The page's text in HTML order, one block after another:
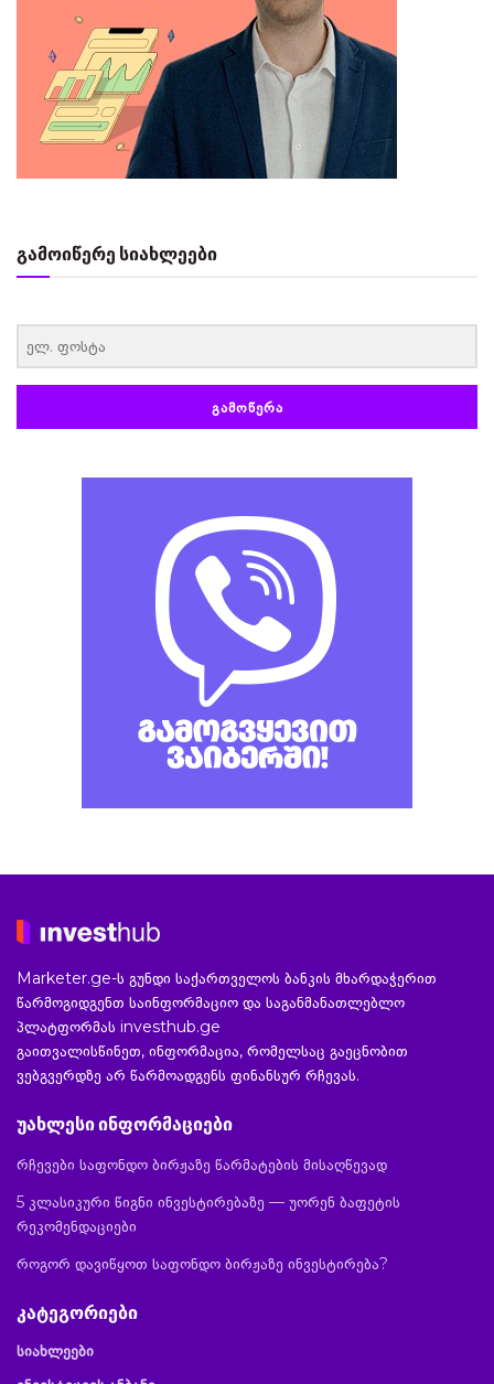
გამოიწერე სიახლეები
ᲒᲐᲛᲝᲬᲔᲠᲐ
Marketer.ge-ს გუნდი საქართველოს ბანკის მხარდაჭერით
წარმოგიდგენთ საინფორმაციო და საგანმანათლებლო
პლატფორმას investhub.ge
გაითვალისწინეთ, ინფორმაცია, რომელსაც გაეცნობით
ვებგვერდზე არ წარმოადგენს ფინანსურ რჩევას.
უახლესი ინფორმაციები
რჩევები საფონდო ბირჟაზე წარმატების მისაღწევად
5 კლასიკური წიგნი ინვესტირებაზე — უორენ ბაფეტის
რეკომენდაციები
როგორ დავიწყოთ საფონდო ბირჟაზე ინვესტირება?
კატეგორიები
სიახლეები